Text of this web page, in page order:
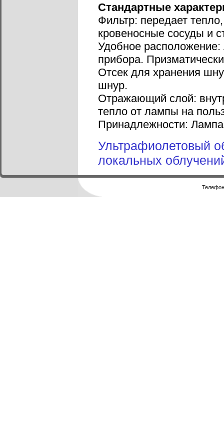
Стандартные
Фильтр: передает
кровеносные сосуды и
Удобное
прибора.
Отсек для хранения
шнур.
Отражающий слой:
тепло от лампы на
Принадлежности:
Ультрафиолетовый
локальных